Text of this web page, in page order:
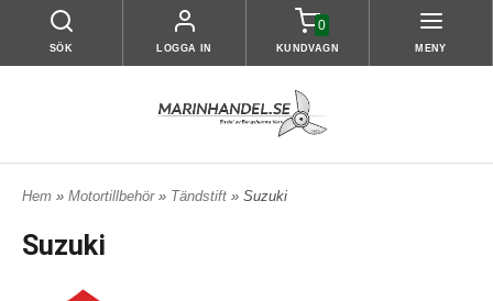
SÖK LOGGA IN
0
KUNDVAGN MENY
Hem » Motortillbehör » Tändstift » Suzuki
Suzuki